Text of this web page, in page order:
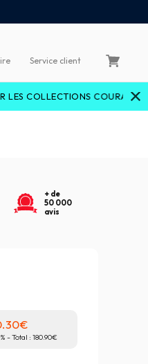
Service client
COURANTES AVEC LE
+ de
50 000
avis
% - Total : 180.90